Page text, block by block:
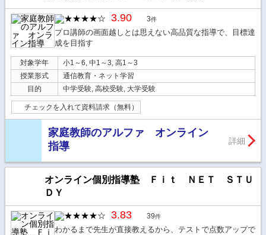
3.90 3件
プロ講師の画面越しとは思えない高品質な指導で、目標達
成を目指す
対象学年
小1～6, 中1～3, 高1～3
授業形式
通信教育・ネット学習
目的
中学受験, 高校受験, 大学受験
チェックを入れて資料請求（無料）
家庭教師のアルファ オンライン
指導
詳細
オンライン個別指導塾 Ｆｉｔ ＮＥＴ ＳＴＵ
ＤＹ
3.83 39件
わかるまで先生が直接教えるから、テストで点数アップで